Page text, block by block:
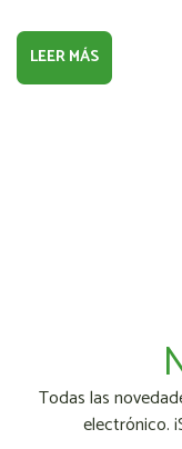
LEER MÁS
Todas las
electrónico.